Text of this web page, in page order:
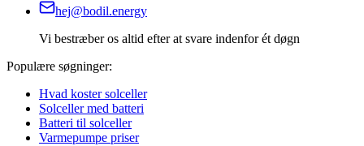
hej@bodil.energy
Vi bestræber os altid efter at svare indenfor ét døgn
Populære søgninger:
Hvad koster solceller
Solceller med batteri
Batteri til solceller
Varmepumpe priser